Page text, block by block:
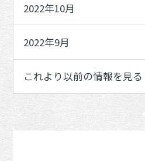
2022年10月
2022年9月
これより以前の情報を見る